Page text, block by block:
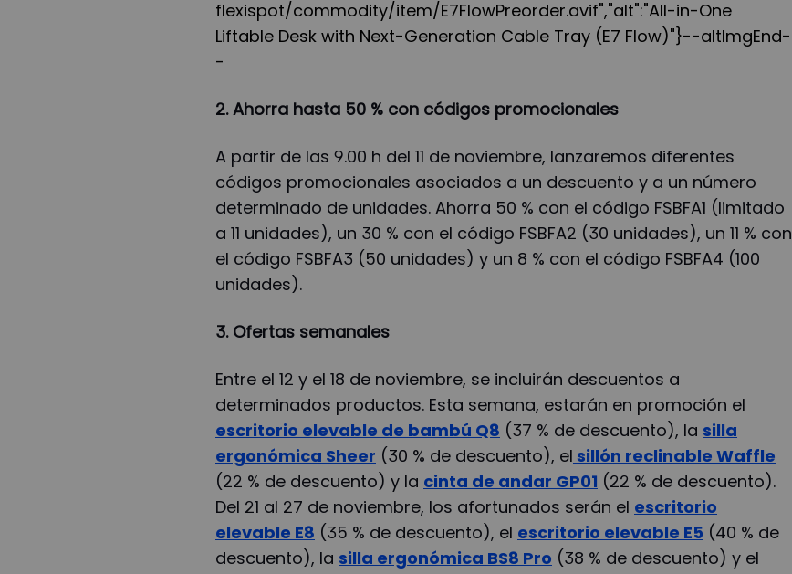
flexispot/commodity/item/E7FlowPreorder.avif","alt":"All-in-One
Liftable Desk with Next-Generation Cable Tray (E7 Flow)"}--altImgEnd-
-
2. Ahorra hasta 50 % con códigos promocionales
A partir de las 9.00 h del 11 de noviembre, lanzaremos diferentes
códigos promocionales asociados a un descuento y a un número
determinado de unidades. Ahorra 50 % con el código FSBFA1 (limitado
a 11 unidades), un 30 % con el código FSBFA2 (30 unidades), un 11 % con
el código FSBFA3 (50 unidades) y un 8 % con el código FSBFA4 (100
unidades).
3. Ofertas semanales
Entre el 12 y el 18 de noviembre, se incluirán descuentos a
determinados productos. Esta semana, estarán en promoción el
escritorio elevable de bambú Q8 (37 % de descuento), la silla
ergonómica Sheer (30 % de descuento), el sillón reclinable Waffle
(22 % de descuento) y la cinta de andar GP01 (22 % de descuento).
Del 21 al 27 de noviembre, los afortunados serán el escritorio
elevable E8 (35 % de descuento), el escritorio elevable E5 (40 % de
descuento), la silla ergonómica BS8 Pro (38 % de descuento) y el